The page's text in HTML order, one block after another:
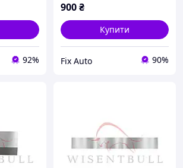
92%
900₴
Купити
Fix Auto 90%